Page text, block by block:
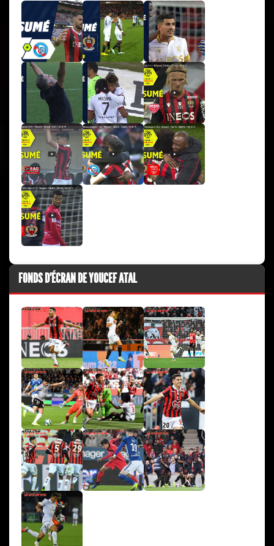
FONDS D'ÉCRAN DE YOUCEF ATAL